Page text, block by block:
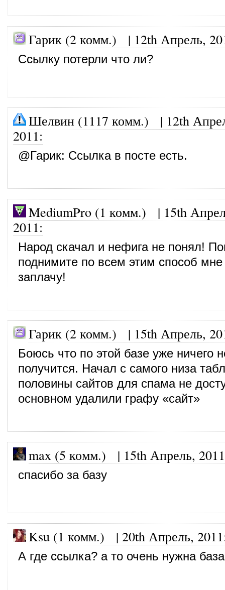
Гарик (2 комм.) | 12th Апрель,
Ссылку потерли что ли?
Шелвин (1117 комм.) | 12th
2011:
@Гарик: Ссылка в посте есть.
MediumPro (1 комм.) | 15th
2011:
Народ скачал и нефига не понял!
поднимите по всем этим способ
заплачу!
Гарик (2 комм.) | 15th Апрель,
Боюсь что по этой базе уже ничего
получится. Начал с самого низа
половины сайтов для спама не
основном удалили графу «сайт»
max (5 комм.) | 15th Апрель, 2011
спасибо за базу
Ksu (1 комм.) | 20th Апрель, 2011
А где ссылка? а то очень нужна